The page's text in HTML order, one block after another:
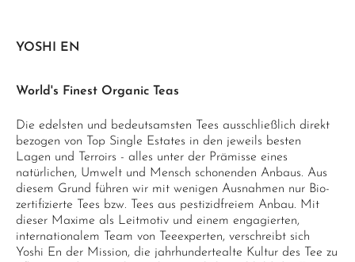
YOSHI EN
World's Finest Organic Teas
Die edelsten und bedeutsamsten Tees ausschließlich direkt
bezogen von Top Single Estates in den jeweils besten
Lagen und Terroirs - alles unter der Prämisse eines
natürlichen, Umwelt und Mensch schonenden Anbaus. Aus
diesem Grund führen wir mit wenigen Ausnahmen nur Bio-
zertifizierte Tees bzw. Tees aus pestizidfreiem Anbau. Mit
dieser Maxime als Leitmotiv und einem engagierten,
internationalem Team von Teeexperten, verschreibt sich
Yoshi En der Mission, die jahrhundertealte Kultur des Tee zu